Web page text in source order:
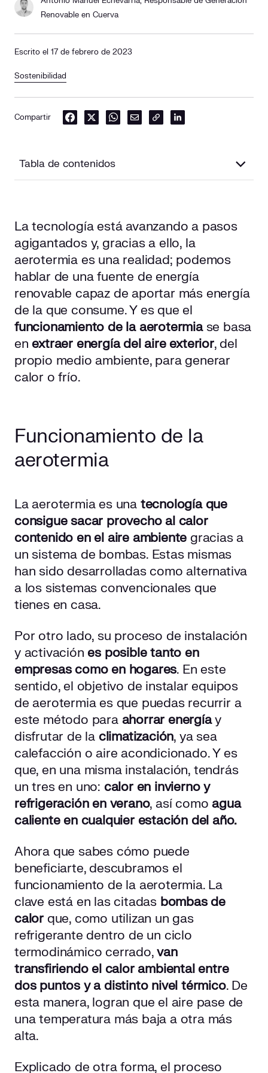
Renovable en Cuerva
Escrito el 17 de febrero de 2023
Sostenibilidad
Compartir
Tabla de contenidos
Principales componentes
Ventajas de utilizar la aerotermia
Desventajas
Combina aerotermia con placas fotovoltaicas
La tecnología está avanzando a pasos
agigantados y, gracias a ello, la
aerotermia es una realidad; podemos
hablar de una fuente de energía
renovable capaz de aportar más energía
de la que consume. Y es que el
funcionamiento de la aerotermiase basa
en extraer energía del aire exterior, del
propio medio ambiente, para generar
calor o frío.
Funcionamiento de la
aerotermia
La aerotermia es una tecnología que
consigue sacar provecho al calor
contenido en el aire ambiente gracias a
un sistema de bombas. Estas mismas
han sido desarrolladas como alternativa
a los sistemas convencionales que
tienes en casa.
Por otro lado, su proceso de instalación
y activación es posible tanto en
empresas como en hogares. En este
sentido, el objetivo de instalar equipos
de aerotermia es que puedas recurrir a
este método para ahorrar energíay
disfrutar de la climatización, ya sea
calefacción o aire acondicionado. Y es
que, en una misma instalación, tendrás
un tres en uno: calor en invierno y
refrigeración en verano, así comoagua
caliente en cualquier estación del año.
Ahora que sabes cómo puede
beneficiarte, descubramos el
funcionamiento de la aerotermia. La
clave está en las citadas bombas de
calor que, como utilizan un gas
refrigerante dentro de un ciclo
termodinámico cerrado,van
transfiriendo el calor ambiental entre
dos puntos y a distinto nivel térmico. De
esta manera, logran que el aire pase de
una temperatura más baja a otra más
alta.
Explicado de otra forma, el proceso